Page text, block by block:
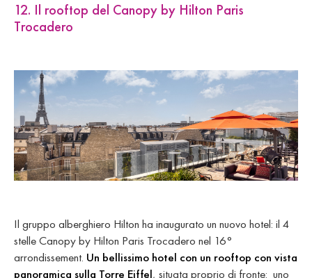
12. Il rooftop del Canopy by Hilton Paris
Trocadero
Il gruppo alberghiero Hilton ha inaugurato un nuovo hotel: il 4
stelle Canopy by Hilton Paris Trocadero nel 16°
arrondissement. Un bellissimo hotel con un rooftop con vista
panoramica sulla Torre Eiffel, situata proprio di fronte: uno